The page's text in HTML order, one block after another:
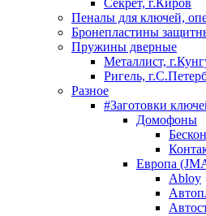
Секрет, г.Киров
Пеналы для ключей,
Бронепластины
Пружины дверные
Металлист,
Ригель,
Разное
#Заготовки
Домофоны
Европа
Abloy